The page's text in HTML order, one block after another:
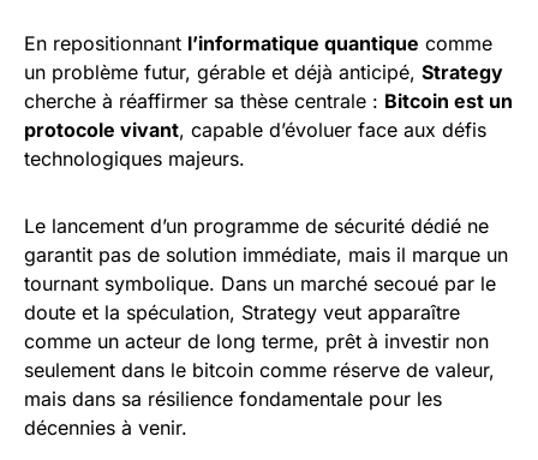
En repositionnant l’informatique quantique comme
un problème futur, gérable et déjà anticipé, Strategy
cherche à réaffirmer sa thèse centrale : Bitcoin est un
protocole vivant, capable d’évoluer face aux défis
technologiques majeurs.
Le lancement d’un programme de sécurité dédié ne
garantit pas de solution immédiate, mais il marque un
tournant symbolique. Dans un marché secoué par le
doute et la spéculation, Strategy veut apparaître
comme un acteur de long terme, prêt à investir non
seulement dans le bitcoin comme réserve de valeur,
mais dans sa résilience fondamentale pour les
décennies à venir.